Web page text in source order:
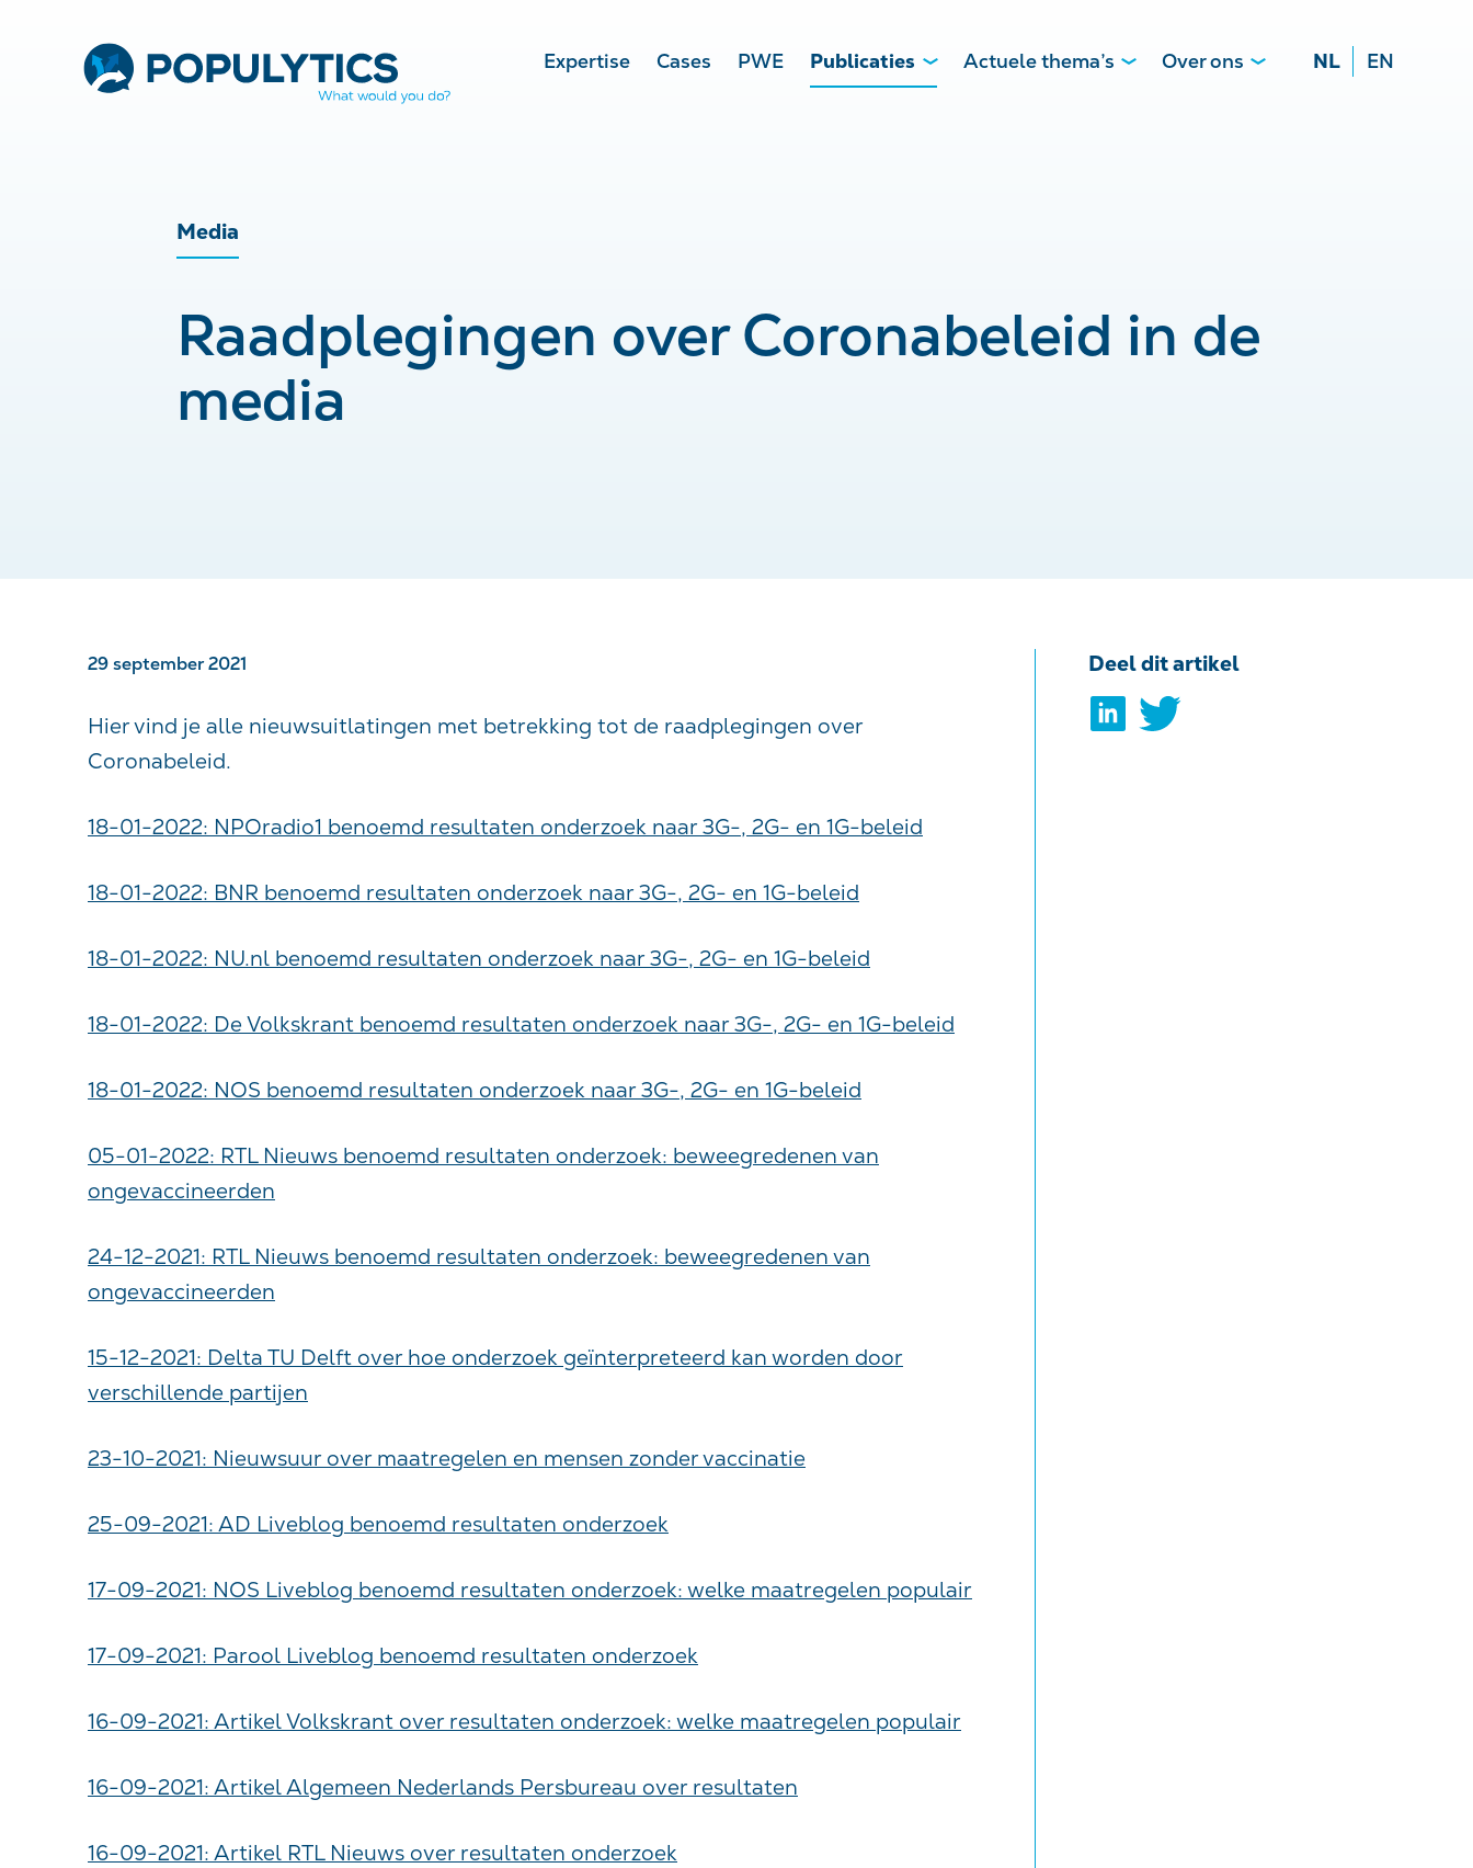
Expertise Cases PWE Publicaties Actuele thema’s Over ons NL EN
Media
Raadplegingen over Coronabeleid in de
media
29 september 2021
Hier vind je alle nieuwsuitlatingen met betrekking tot de raadplegingen over
Coronabeleid.
18-01-2022: NPOradio1 benoemd resultaten onderzoek naar 3G-, 2G- en 1G-beleid
18-01-2022: BNR benoemd resultaten onderzoek naar 3G-, 2G- en 1G-beleid
18-01-2022: NU.nl benoemd resultaten onderzoek naar 3G-, 2G- en 1G-beleid
18-01-2022: De Volkskrant benoemd resultaten onderzoek naar 3G-, 2G- en 1G-beleid
18-01-2022: NOS benoemd resultaten onderzoek naar 3G-, 2G- en 1G-beleid
05-01-2022: RTL Nieuws benoemd resultaten onderzoek: beweegredenen van
ongevaccineerden
24-12-2021: RTL Nieuws benoemd resultaten onderzoek: beweegredenen van
ongevaccineerden
15-12-2021: Delta TU Delft over hoe onderzoek geïnterpreteerd kan worden door
verschillende partijen
23-10-2021: Nieuwsuur over maatregelen en mensen zonder vaccinatie
25-09-2021: AD Liveblog benoemd resultaten onderzoek
17-09-2021: NOS Liveblog benoemd resultaten onderzoek: welke maatregelen populair
17-09-2021: Parool Liveblog benoemd resultaten onderzoek
16-09-2021: Artikel Volkskrant over resultaten onderzoek: welke maatregelen populair
16-09-2021: Artikel Algemeen Nederlands Persbureau over resultaten
16-09-2021: Artikel RTL Nieuws over resultaten onderzoek
Deel dit artikel